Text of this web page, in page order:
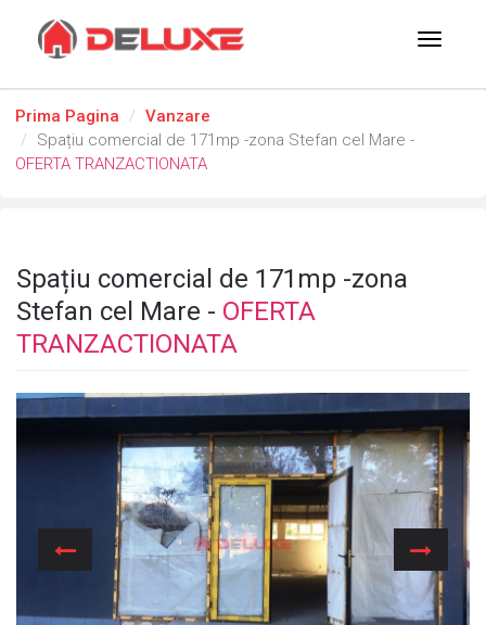
Toggle
Prima Pagina
Vanzare
Spațiu comercial de 171mp -zona Stefan cel Mare -
OFERTA TRANZACTIONATA
Spațiu comercial de 171mp -zona
Stefan cel Mare - OFERTA
TRANZACTIONATA
Previous Next